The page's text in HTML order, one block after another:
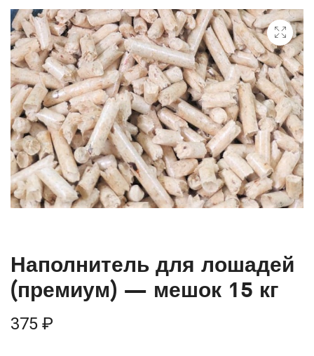
navigation
для
кошек,
собак,
хомячков
—
мешок
10
кг
лошадей
—
биг
бэг
500
кг
Наполнитель для лошадей
(премиум) — мешок 15 кг
375 ₽